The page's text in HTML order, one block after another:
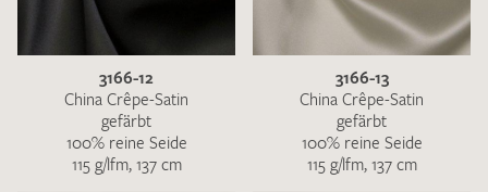
3166-12
China Crêpe-Satin
gefärbt
100% reine Seide
115 g/lfm, 137 cm
3166-13
China Crêpe-Satin
gefärbt
100% reine Seide
115 g/lfm, 137 cm